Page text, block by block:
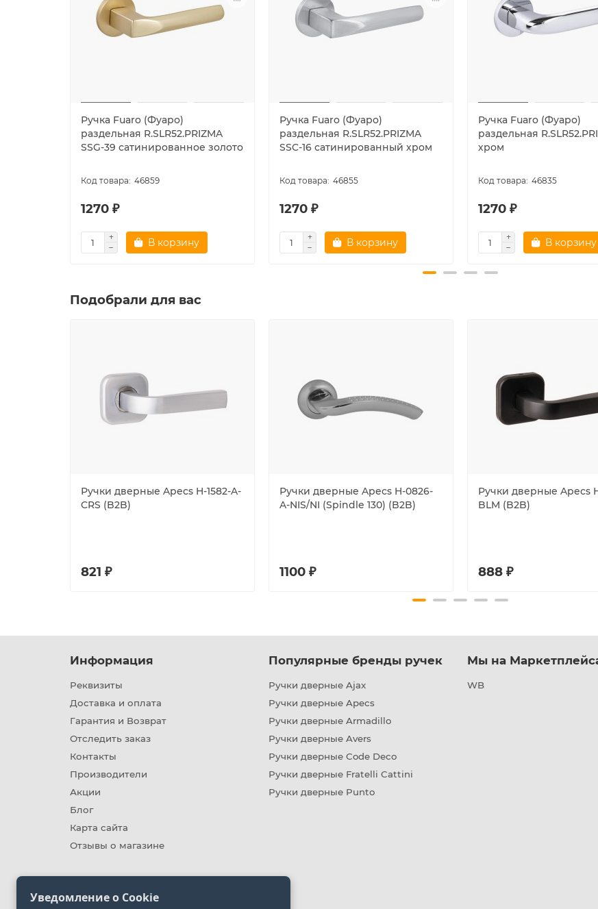
Ручка Fuaro (Фуаро)
раздельная R.SLR52.PRIZMA
SSG-39 сатинированное золото
46859
1270 ₽
В корзину
Ручка Fuaro (Фуаро)
раздельная R.SLR52.PRIZMA
SSC-16 сатинированный хром
46855
1270 ₽
В корзину
Ручка Fuaro (Фуаро)
раздельная
хром
46835
1270 ₽
В корзину
Подобрали для вас
Ручки дверные Apecs H-1582-A-
CRS (B2B)
821 ₽
Ручки дверные Apecs H-0826-
A-NIS/NI (Spindle 130) (B2B)
1100 ₽
Ручки дверные Apecs
BLM (B2B)
888 ₽
Информация
Реквизиты
Доставка и оплата
Гарантия и Возврат
Отследить заказ
Контакты
Производители
Акции
Блог
Карта сайта
Отзывы о магазине
Популярные бренды ручек
Ручки дверные Ajax
Ручки дверные Apecs
Ручки дверные Armadillo
Ручки дверные Avers
Ручки дверные Code Deco
Ручки дверные Fratelli Cattini
Ручки дверные Punto
Мы на
WB
Уведомление о Cookie